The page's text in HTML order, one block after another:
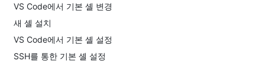
VS Code에서 기본 셸 변경
새 셸 설치
VS Code에서 기본 셸 설정
SSH를 통한 기본 셸 설정